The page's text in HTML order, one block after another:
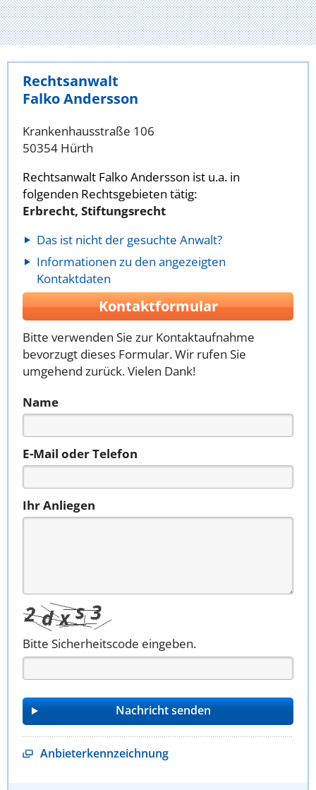
Rechtsanwalt
Falko Andersson
Krankenhausstraße 106
50354 Hürth
Rechtsanwalt Falko Andersson ist u.a. in
folgenden Rechtsgebieten tätig:
Erbrecht, Stiftungsrecht
Das ist nicht der gesuchte Anwalt?
Informationen zu den angezeigten
Kontaktdaten
Kontaktformular
Bitte verwenden Sie zur Kontaktaufnahme
bevorzugt dieses Formular. Wir rufen Sie
umgehend zurück. Vielen Dank!
Name
E-Mail oder Telefon
Ihr Anliegen
Bitte Sicherheitscode eingeben.
Anbieterkennzeichnung